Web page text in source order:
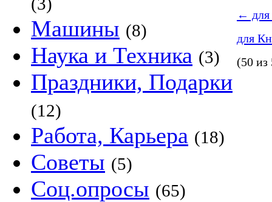
Машины (8)
Наука и Техника (3)
Праздники, Подарки
(12)
Работа, Карьера (18)
Советы (5)
Соц.опросы (65)
←
для
(50 из